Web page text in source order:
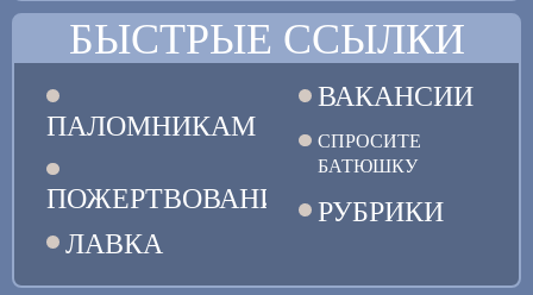
БЫСТРЫЕ ССЫЛКИ
ПАЛОМНИКАМ
ПОЖЕРТВОВАНИЯ
ЛАВКА
ВАКАНСИИ
СПРОСИТЕ
БАТЮШКУ
РУБРИКИ